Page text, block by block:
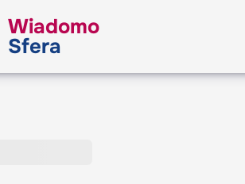
Wiadomo
Sfera